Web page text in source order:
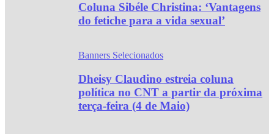
Coluna Sibéle Christina: ‘Vantagens
do fetiche para a vida sexual’
Banners Selecionados
Dheisy Claudino estreia coluna
política no CNT a partir da próxima
terça-feira (4 de Maio)